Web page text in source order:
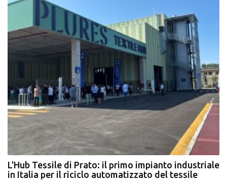
L'Hub Tessile di Prato: il primo impianto industriale
in Italia per il riciclo automatizzato del tessile